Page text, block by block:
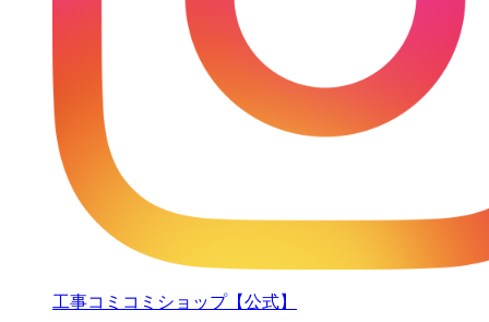
工事コミコミショップ【公式】